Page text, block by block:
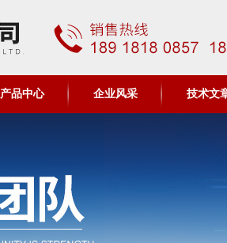
产品中心 企业风采 技术文